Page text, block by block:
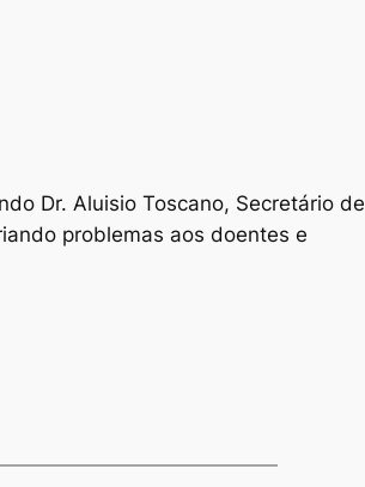
Dr. Aluisio Toscano, Secretário de
problemas aos doentes e